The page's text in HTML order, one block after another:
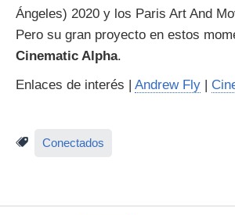
Ángeles) 2020 y los Paris Art And
Pero su gran proyecto en estos
Cinematic Alpha.
Enlaces de interés | Andrew Fly |
Conectados